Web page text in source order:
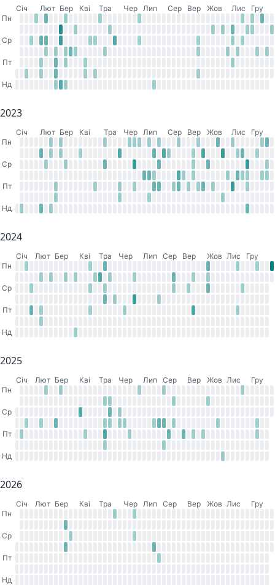
Cіч Лют Бер Кві Тра Чер Лип Сер Вер Жов Лис
Гру
Пн
Ср
Пт
Нд
2023
Cіч Лют Бер Кві Тра Чер Лип Сер Вер Жов Лис
Гру
Пн
Ср
Пт
Нд
2024
Cіч Лют Бер Кві Тра Чер Лип Сер Вер Жов Лис
Гру
Пн
Ср
Пт
Нд
2025
Cіч Лют Бер Кві Тра Чер Лип Сер Вер Жов Лис
Гру
Пн
Ср
Пт
Нд
2026
Cіч Лют Бер Кві Тра Чер Лип Сер Вер Жов Лис
Гру
Пн
Ср
Пт
Нд